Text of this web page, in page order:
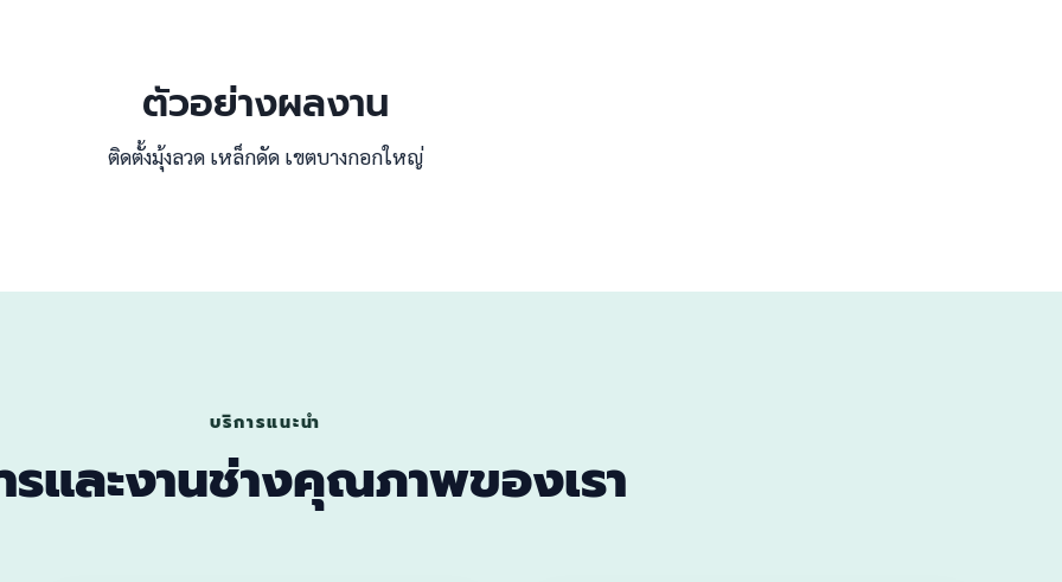
ตัวอย่างผลงาน
ติดตั้งมุ้งลวด เหล็กดัด เขตบางกอกใหญ่
บริการแนะนำ
รและงานช่างคุณภาพของเรา